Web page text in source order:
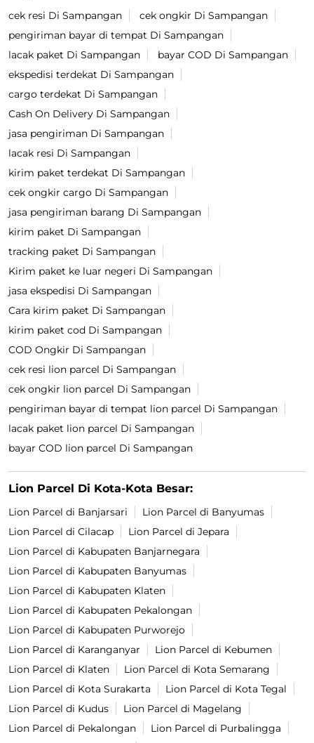
cek resi Di Sampangan
cek ongkir Di Sampangan
pengiriman bayar di tempat Di Sampangan
lacak paket Di Sampangan
bayar COD Di Sampangan
ekspedisi terdekat Di Sampangan
cargo terdekat Di Sampangan
Cash On Delivery Di Sampangan
jasa pengiriman Di Sampangan
lacak resi Di Sampangan
kirim paket terdekat Di Sampangan
cek ongkir cargo Di Sampangan
jasa pengiriman barang Di Sampangan
kirim paket Di Sampangan
tracking paket Di Sampangan
Kirim paket ke luar negeri Di Sampangan
jasa ekspedisi Di Sampangan
Cara kirim paket Di Sampangan
kirim paket cod Di Sampangan
COD Ongkir Di Sampangan
cek resi lion parcel Di Sampangan
cek ongkir lion parcel Di Sampangan
pengiriman bayar di tempat lion parcel Di Sampangan
lacak paket lion parcel Di Sampangan
bayar COD lion parcel Di Sampangan
Lion Parcel Di Kota-Kota Besar:
Lion Parcel di Banjarsari
Lion Parcel di Banyumas
Lion Parcel di Cilacap
Lion Parcel di Jepara
Lion Parcel di Kabupaten Banjarnegara
Lion Parcel di Kabupaten Banyumas
Lion Parcel di Kabupaten Klaten
Lion Parcel di Kabupaten Pekalongan
Lion Parcel di Kabupaten Purworejo
Lion Parcel di Karanganyar
Lion Parcel di Kebumen
Lion Parcel di Klaten
Lion Parcel di Kota Semarang
Lion Parcel di Kota Surakarta
Lion Parcel di Kota Tegal
Lion Parcel di Kudus
Lion Parcel di Magelang
Lion Parcel di Pekalongan
Lion Parcel di Purbalingga